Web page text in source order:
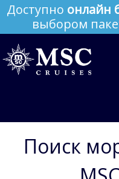
Доступно онлайн
выбором
Поиск